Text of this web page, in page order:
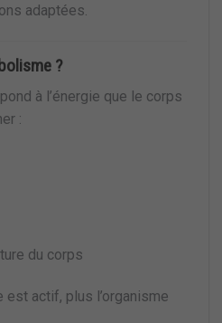
adaptées.
?
à l’énergie que le corps
:
du corps
actif, plus l’organisme